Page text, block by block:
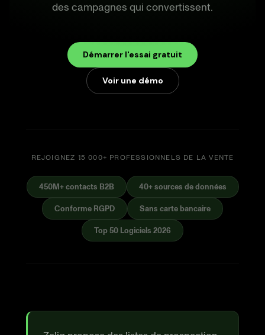
des campagnes qui convertissent.
Démarrer l'essai gratuit
Voir une démo
REJOIGNEZ 15 000+ PROFESSIONNELS DE LA VENTE
450M+ contacts B2B 40+ sources de données
Conforme RGPD Sans carte bancaire
Top 50 Logiciels 2026